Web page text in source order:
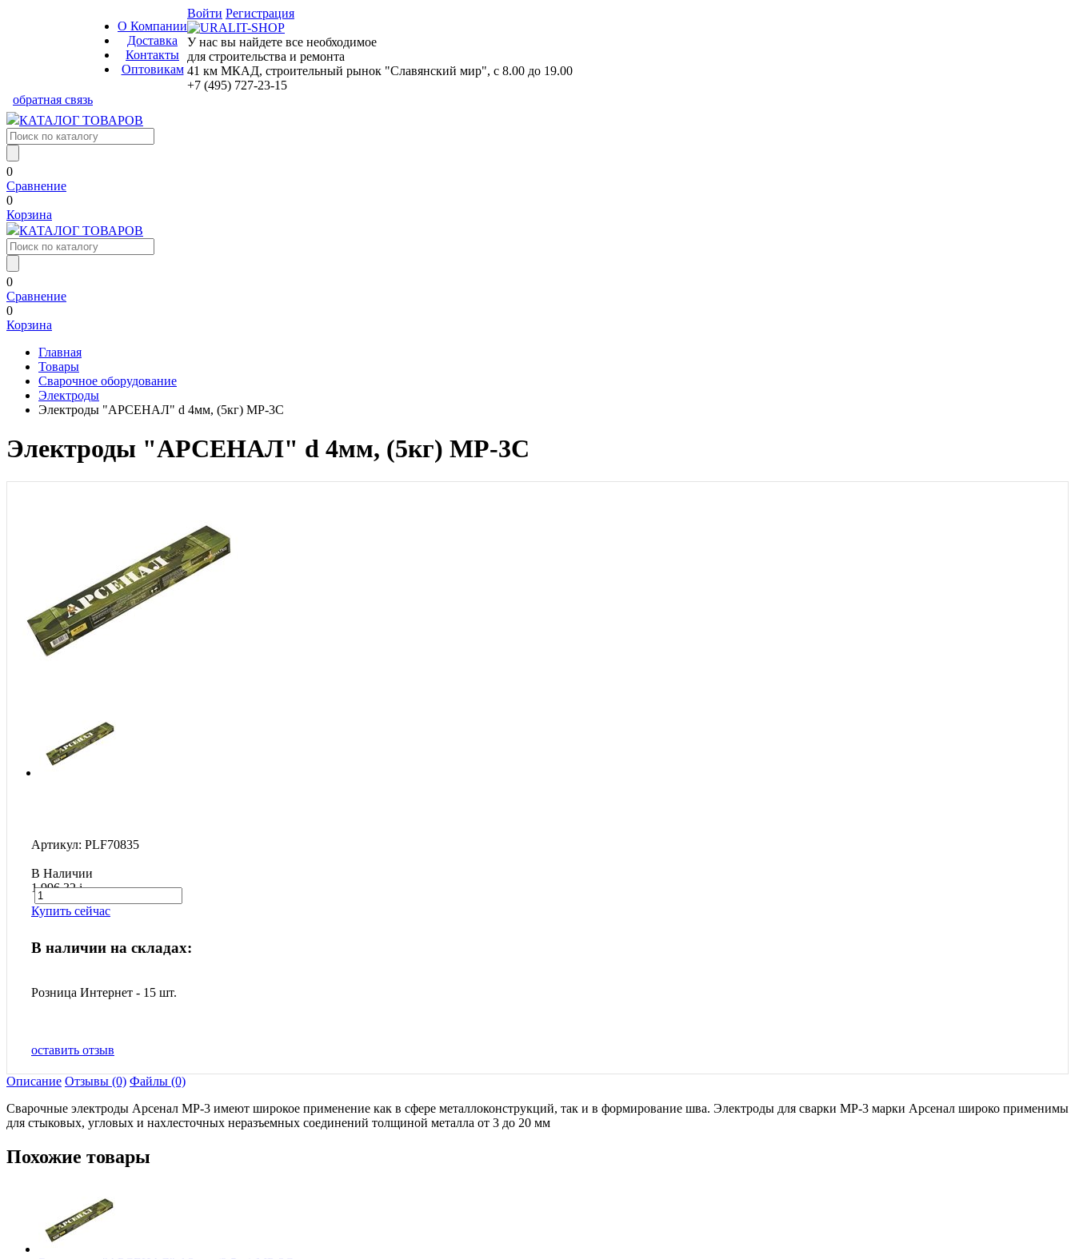
О Компании
Доставка
Контакты
Оптовикам
Войти Регистрация
У нас вы найдете все необходимое
для строительства и ремонта
41 км МКАД, строительный рынок "Славянский мир", с 8.00 до 19.00
+7 (495) 727-23-15
обратная связь
КАТАЛОГ ТОВАРОВ
0
Сравнение
0
Корзина
КАТАЛОГ ТОВАРОВ
0
Сравнение
0
Корзина
Главная
Товары
Сварочное оборудование
Электроды
Электроды "АРСЕНАЛ" d 4мм, (5кг) МР-3С
Электроды "АРСЕНАЛ" d 4мм, (5кг) МР-3С
Артикул: PLF70835
В Наличии
1 996.32i
Купить сейчас
В наличии на складах:
Розница Интернет - 15 шт.
оставить отзыв
Описание Отзывы (0) Файлы (0)
Сварочные электроды Арсенал МР-3 имеют широкое применение как в сфере металлоконструкций, так и в формирование шва. Электроды для сварки МР-3 марки Арсенал широко применимы
для стыковых, угловых и нахлесточных неразъемных соединений толщиной металла от 3 до 20 мм
Похожие товары